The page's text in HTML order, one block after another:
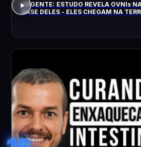
URGENTE: ESTUDO REVELA OVNIs
BASE DELES - ELES CHEGAM NA